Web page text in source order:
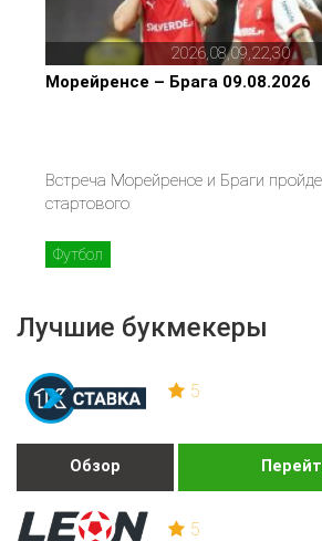
Лучшие букмекеры
5
Обзор
5
2026,08,09,22,30
Морейренсе – Брага 09.08.2026
Встреча Морейренсе и Браги
стартового
Футбол